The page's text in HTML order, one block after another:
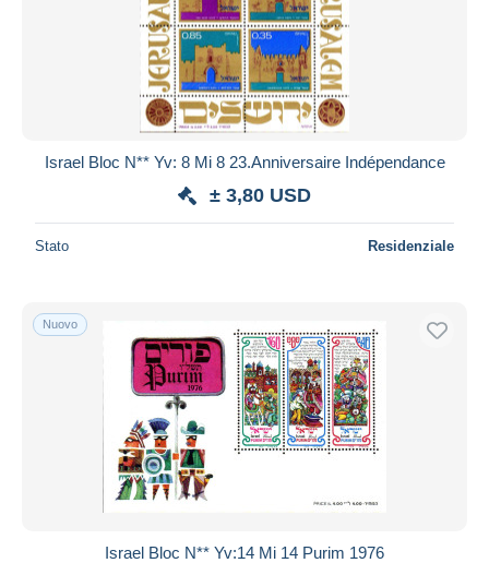
Israel Bloc N** Yv: 8 Mi 8 23.Anniversaire Indépendance
± 3,80 USD
Stato Residenziale
Nuovo
Israel Bloc N** Yv:14 Mi 14 Purim 1976